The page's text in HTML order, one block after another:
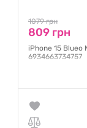
1079 грн
809 грн
iPhone 15 Blueo
6934663734757